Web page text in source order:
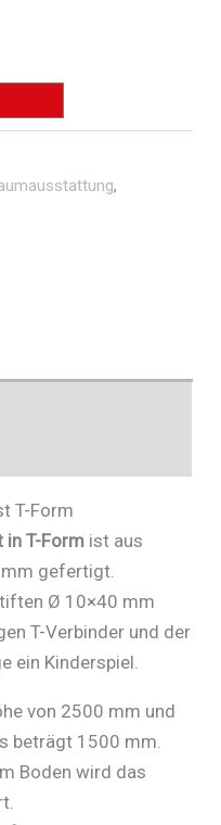
,
T-Form
in T-Form ist aus
gefertigt.
Ø 10×40 mm
T-Verbinder und der
ein Kinderspiel.
von 2500 mm und
beträgt 1500 mm.
Boden wird das